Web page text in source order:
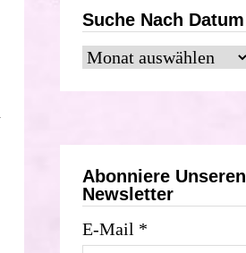
Suche Nach Datum
Suche
nach
Datum
Abonniere Unseren
Newsletter
E-Mail *